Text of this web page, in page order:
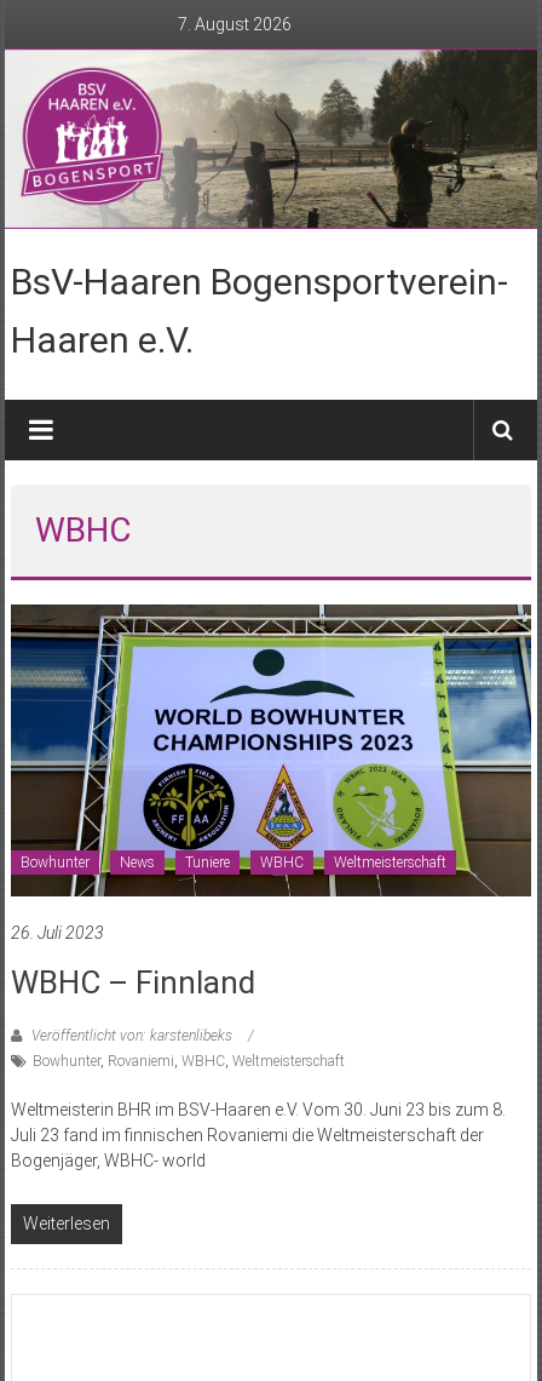
7. August 2026
BsV-Haaren Bogensportverein-
Haaren e.V.
WBHC
Bowhunter News Tuniere WBHC Weltmeisterschaft
26. Juli 2023
WBHC – Finnland
Veröffentlicht von: karstenlibeks
Bowhunter, Rovaniemi, WBHC, Weltmeisterschaft
Weltmeisterin BHR im BSV-Haaren e.V. Vom 30. Juni 23 bis zum 8.
Juli 23 fand im finnischen Rovaniemi die Weltmeisterschaft der
Bogenjäger, WBHC- world
Weiterlesen